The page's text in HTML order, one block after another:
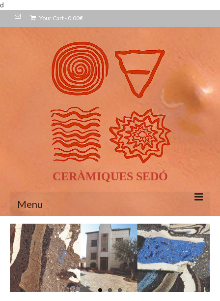
d
Your Cart - 0,00€
CERÀMIQUES SEDÓ
Menu
INICI
QUI SOM
GALERIA D’IMATGES
ACTUALITAT